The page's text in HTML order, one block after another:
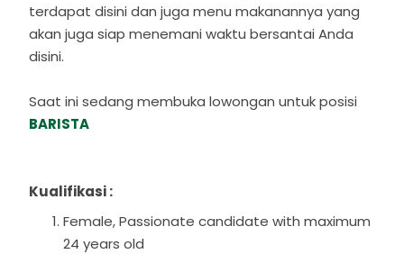
terdapat disini dan juga menu makanannya yang
akan juga siap menemani waktu bersantai Anda
disini.
Saat ini sedang membuka lowongan untuk posisi
BARISTA
Kualifikasi :
Female, Passionate candidate with maximum
24 years old